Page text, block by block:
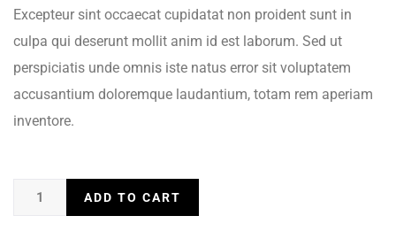
on
ratings
Excepteur sint occaecat cupidatat non proident sunt in
culpa qui deserunt mollit anim id est laborum. Sed ut
perspiciatis unde omnis iste natus error sit voluptatem
accusantium doloremque laudantium, totam rem aperiam
inventore.
ADD TO CART